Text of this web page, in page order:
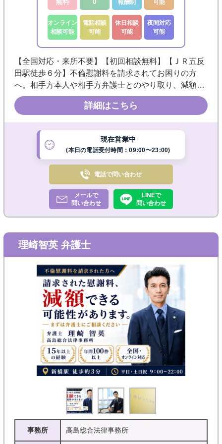
報酬制 可能
オンライン
相談可能
電話相談
可能
休日相談
可能
夜間対応
可能
【全国対応・来所不要】【初回相談無料】【ＪＲ五反
田駅徒歩６分】不倫慰謝料を請求されてお困りの方
へ。相手方本人や相手方弁護士とのやり取り、減額交
渉、示談書作成まで、豊富な事件対応経験を踏まえ一
人ひとりオーダーメイドで丁寧にサポートします。◎
休日・夜間相談可能
詳細はこちら
現在営業中
(本日の電話受付時間：09:00〜23:00)
電話で問い合わせ
メールで
問い合わせ
LINEで
問い合わせ
理崎智英 弁護士
事務所 高島総合法律事務所